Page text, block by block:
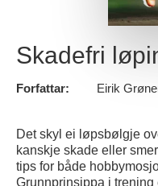
Skadefri
Forfattar: Eirik
Det skyl ei løpsbølgje
kanskje skade eller
tips for både
Grunnprinsippa i